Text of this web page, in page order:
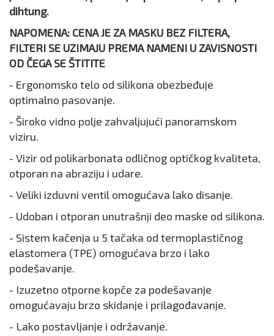
dihtung.
NAPOMENA: CENA JE ZA MASKU BEZ FILTERA,
FILTERI SE UZIMAJU PREMA NAMENI U ZAVISNOSTI
OD ČEGA SE ŠTITITE
- Ergonomsko telo od silikona obezbeđuje
optimalno pasovanje.
- Široko vidno polje zahvaljujući panoramskom
viziru.
- Vizir od polikarbonata odličnog optičkog kvaliteta,
otporan na abraziju i udare.
- Veliki izduvni ventil omogućava lako disanje.
- Udoban i otporan unutrašnji deo maske od silikona.
- Sistem kačenja u 5 tačaka od termoplastičnog
elastomera (TPE) omogućava brzo i lako
podešavanje.
- Izuzetno otporne kopče za podešavanje
omogućavaju brzo skidanje i prilagođavanje.
- Lako postavljanje i održavanje.